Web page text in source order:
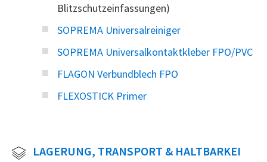
Blitzschutzeinfassungen)
SOPREMA Universalreiniger
SOPREMA Universalkontaktkleber FPO/PVC
FLAGON Verbundblech FPO
FLEXOSTICK Primer